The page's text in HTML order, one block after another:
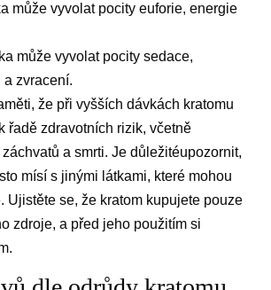
může vyvolat pocity euforie, energie
může vyvolat pocity sedace,
a zvracení.
že při vyšších dávkách kratomu
řadě zdravotních rizik, včetně
a smrti. Je důležitéupozornit,
mísí s jinými látkami, které mohou
Ujistěte se, že kratom kupujete pouze
zdroje, a před jeho použitím si